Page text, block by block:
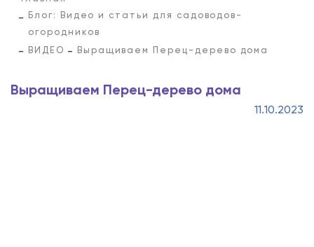
Блог: Видео и статьи для садоводов-
огородников
ВИДЕО
Выращиваем Перец-дерево дома
Выращиваем Перец-дерево дома
11.10.2023